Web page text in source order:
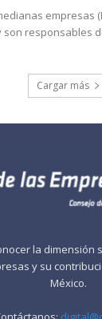
empresas
responsables
Cargar más
la dimensión
y su
México.